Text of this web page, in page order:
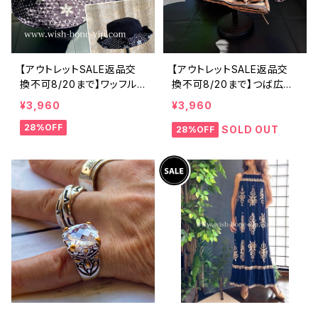
【アウトレットSALE返品交
換不可8/20まで】ワッフル
立体フラワー＆無地 2way
リバーシブルハット・ワイヤ
ー入り変形ハット・フラワー
¥3,960
28%OFF
【アウトレットSALE返品交
換不可8/20まで】つば広サ
マーハット・通気性・軽量 ワ
イヤー入りハット ボーダー
＆BIGリボン・女優帽 UV/紫
帽子【ベージュ】
¥3,960
28%OFF SOLD OUT